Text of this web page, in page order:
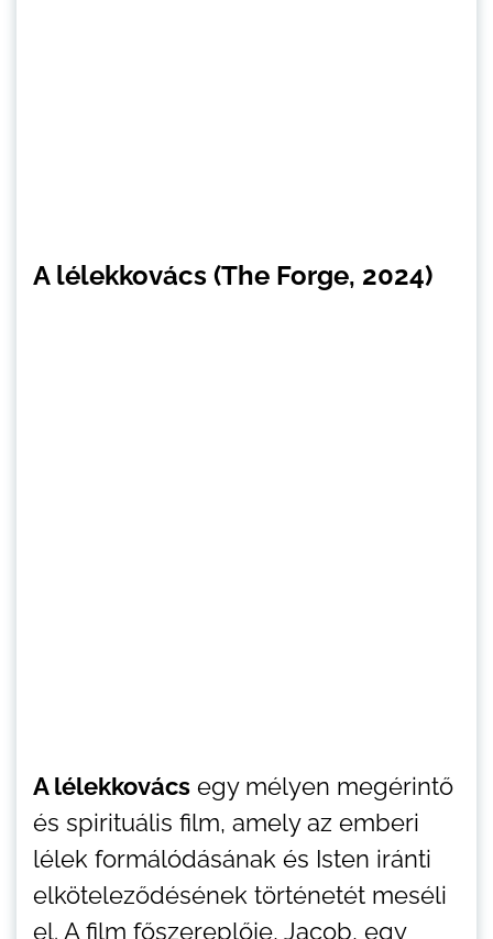
A lélekkovács (The Forge, 2024)
A lélekkovács egy mélyen megérintő
és spirituális film, amely az emberi
lélek formálódásának és Isten iránti
elköteleződésének történetét meséli
el. A film főszereplője, Jacob, egy